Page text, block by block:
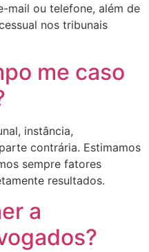
mail ou telefone, além de
nos tribunais
me caso
instância,
contrária. Estimamos
sempre fatores
resultados.
a